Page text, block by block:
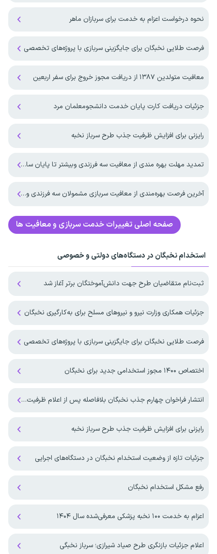
نحوه درخواست اعزام به خدمت برای سربازان ماهر
فرصت طلایی نخبگان برای جایگزینی سربازی با پروژه‌های تخصصی
معافیت متولدین ۱۳۸۷ از دریافت مجوز خروج برای سفر اربعین
جزئیات دریافت کارت پایان خدمت دانشجومعلمان مرد
رایزنی برای افزایش ظرفیت جذب طرح سرباز نخبه
تمدید مهلت بهره مندی از معافیت سه فرزندی وبیشتر تا پایان سال ۱۴۰۷ ‌
آخرین فرصت بهره‌مندی از معافیت سربازی مشمولان سه فرزندی و بیشتر تا پایان شهریور ماه ۱۴۰۵
صفحه اصلی تغییرات خدمت سربازی و معافیت ها
استخدام نخبگان در دستگاه‌های دولتی و خصوصی
ثبت‌نام متقاضیان طرح جهت دانش‌آموختگان برتر آغاز شد
جزئیات همکاری وزارت نیرو و نیرو‌های مسلح برای به‌کارگیری نخبگان
فرصت طلایی نخبگان برای جایگزینی سربازی با پروژه‌های تخصصی
اختصاص ۱۴۰۰ مجوز استخدامی جدید برای نخبگان
انتشار فراخوان چهارم جذب نخبگان بلافاصله پس از اعلام ظرفیت ها
رایزنی برای افزایش ظرفیت جذب طرح سرباز نخبه
جزئیات تازه از وضعیت استخدام نخبگان در دستگاه‌های اجرایی
رفع مشکل استخدام نخبگان
اعزام به خدمت ۱۰۰ نخبه پزشکی معرفی‌شده سال ۱۴۰۴
اعلام جزئیات بازنگری طرح صیاد شیرازی؛ سرباز نخبگی